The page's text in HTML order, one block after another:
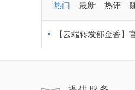
热门 最新 热评
【云端转发郁金香】
转发朋友圈-支持多模式